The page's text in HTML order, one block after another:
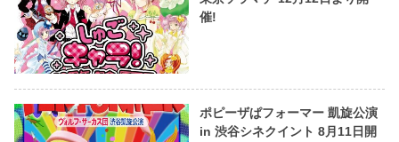
催!
ポピーザぱフォーマー 凱旋公演
in 渋谷シネクイント 8月11日開